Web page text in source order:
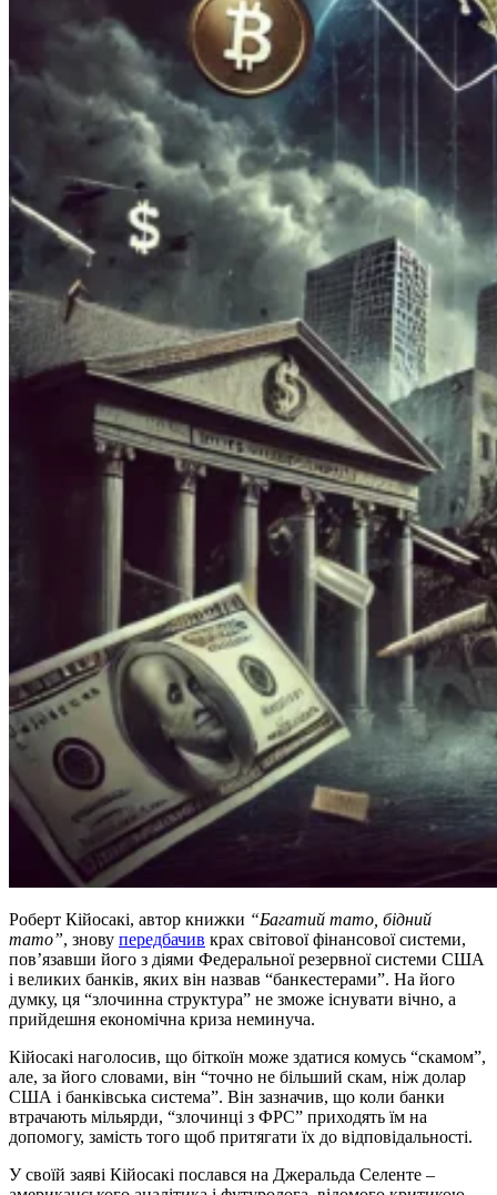
Роберт Кійосакі, автор книжки “Багатий тато, бідний
тато”, знову передбачив крах світової фінансової системи,
пов’язавши його з діями Федеральної резервної системи США
і великих банків, яких він назвав “банкестерами”. На його
думку, ця “злочинна структура” не зможе існувати вічно, а
прийдешня економічна криза неминуча.
Кійосакі наголосив, що біткоїн може здатися комусь “скамом”,
але, за його словами, він “точно не більший скам, ніж долар
США і банківська система”. Він зазначив, що коли банки
втрачають мільярди, “злочинці з ФРС” приходять їм на
допомогу, замість того щоб притягати їх до відповідальності.
У своїй заяві Кійосакі послався на Джеральда Селенте –